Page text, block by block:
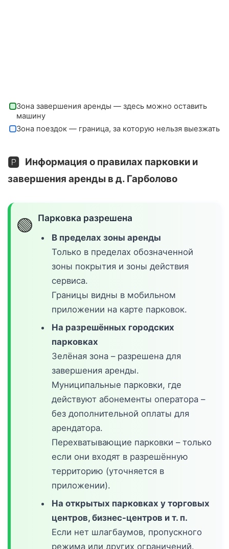
Зона завершения аренды — здесь можно оставить
машину
Зона поездок — граница, за которую нельзя выезжать
🅿️ Информация о правилах парковки и
завершения аренды в д. Гарболово
🟢 Парковка разрешена
В пределах зоны аренды
Только в пределах обозначенной
зоны покрытия и зоны действия
сервиса.
Границы видны в мобильном
приложении на карте парковок.
На разрешённых городских
парковках
Зелёная зона – разрешена для
завершения аренды.
Муниципальные парковки, где
действуют абонементы оператора –
без дополнительной оплаты для
арендатора.
Перехватывающие парковки – только
если они входят в разрешённую
территорию (уточняется в
приложении).
На открытых парковках у торговых
центров, бизнес-центров и т. п.
Если нет шлагбаумов, пропускного
режима или других ограничений.